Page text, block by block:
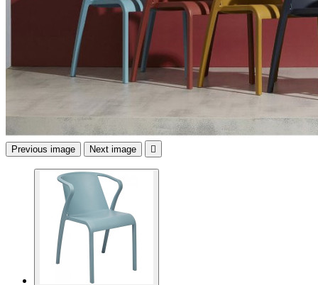
Previous image Next image 